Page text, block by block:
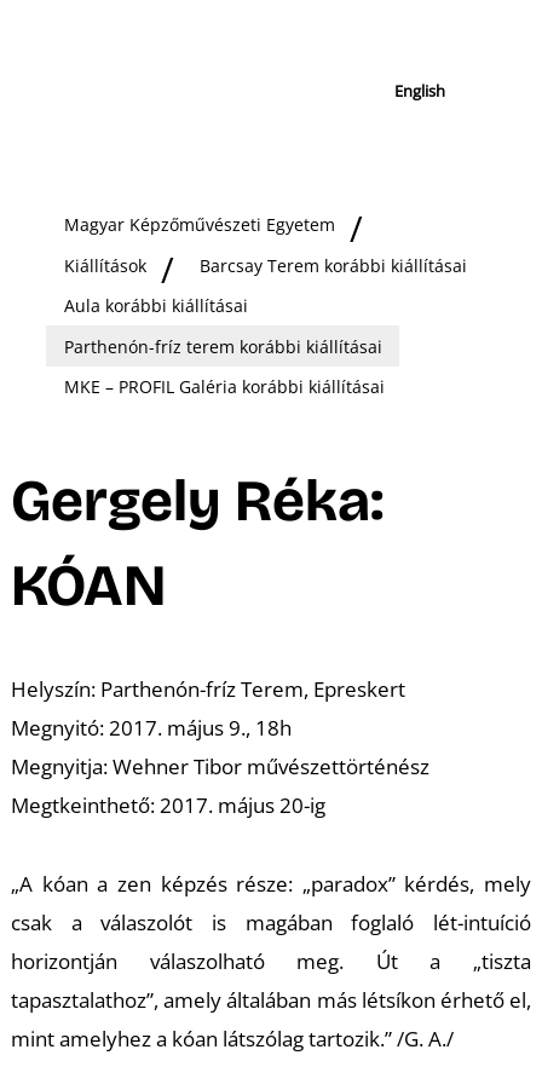
English
Magyar Képzőművészeti Egyetem
Kiállítások
Barcsay Terem korábbi kiállításai
Aula korábbi kiállításai
Parthenón-fríz terem korábbi kiállításai
MKE – PROFIL Galéria korábbi kiállításai
Gergely Réka:
KÓAN
Helyszín: Parthenón-fríz Terem, Epreskert
Megnyitó: 2017. május 9., 18h
Megnyitja: Wehner Tibor művészettörténész
Megtkeinthető: 2017. május 20-ig
„A kóan a zen képzés része: „paradox” kérdés, mely
csak a válaszolót is magában foglaló lét-intuíció
horizontján válaszolható meg. Út a „tiszta
tapasztalathoz”, amely általában más létsíkon érhető el,
mint amelyhez a kóan látszólag tartozik.” /G. A./